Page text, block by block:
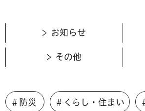
お知らせ
その他
＃防災 ＃くらし・住まい